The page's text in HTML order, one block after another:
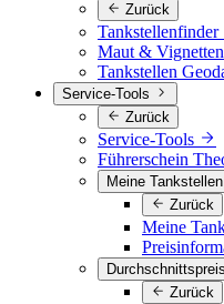
Zurück
Tankstellenfinder
Maut & Vignetten
Tankstellen
Service-Tools
Zurück
Service-Tools
Führerschein
Meine Tankstellen
Zurück
Meine
Zurück